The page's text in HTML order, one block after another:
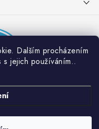
Dalším procházením
s jejich používáním..